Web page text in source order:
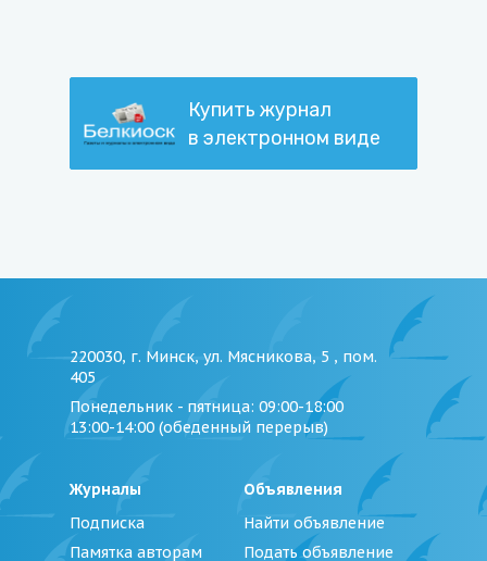
Купить журнал
в электронном виде
220030, г. Минск, ул. Мясникова, 5 , пом.
405
Понедельник - пятница: 09:00-18:00
13:00-14:00 (обеденный перерыв)
Журналы
Подписка
Памятка авторам
Объявления
Найти объявление
Подать объявление